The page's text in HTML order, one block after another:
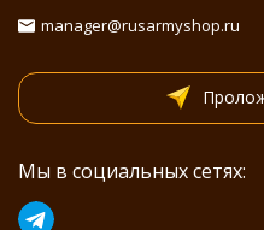
manager@rusarmyshop.ru
Мы в социальных сетях: